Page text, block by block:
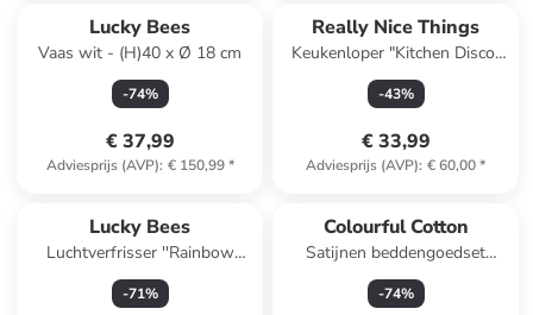
Lucky Bees
Vaas wit - (H)40 x Ø 18 cm
-74%
€ 37,99
Adviesprijs (AVP): € 150,99*
Really Nice Things
Keukenloper "Kitchen Disco"
beige/rood - (L)135 x (B)55 cm
-43%
€ 33,99
Adviesprijs (AVP): € 60,00*
Lucky Bees
Luchtverfrisser ''Rainbow
Muse'' goudkleurig - 100 ml
-71%
Colourful Cotton
Satijnen beddengoedset
"Petibor" beige/wit
-74%